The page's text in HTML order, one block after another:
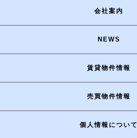
会社案内
NEWS
賃貸物件情報
売買物件情報
個人情報について